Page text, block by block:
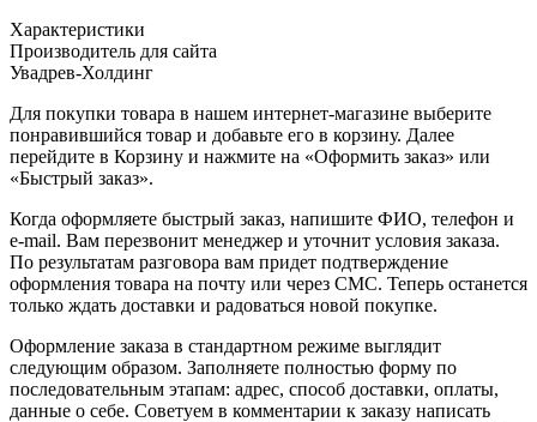
Характеристики
Производитель для сайта
Увадрев-Холдинг
Для покупки товара в нашем интернет-магазине выберите
понравившийся товар и добавьте его в корзину. Далее
перейдите в Корзину и нажмите на «Оформить заказ» или
«Быстрый заказ».
Когда оформляете быстрый заказ, напишите ФИО, телефон и
e-mail. Вам перезвонит менеджер и уточнит условия заказа.
По результатам разговора вам придет подтверждение
оформления товара на почту или через СМС. Теперь останется
только ждать доставки и радоваться новой покупке.
Оформление заказа в стандартном режиме выглядит
следующим образом. Заполняете полностью форму по
последовательным этапам: адрес, способ доставки, оплаты,
данные о себе. Советуем в комментарии к заказу написать